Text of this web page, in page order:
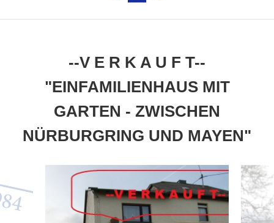
--V E R K A U F T--
"EINFAMILIENHAUS MIT
GARTEN - ZWISCHEN
NÜRBURGRING UND MAYEN"